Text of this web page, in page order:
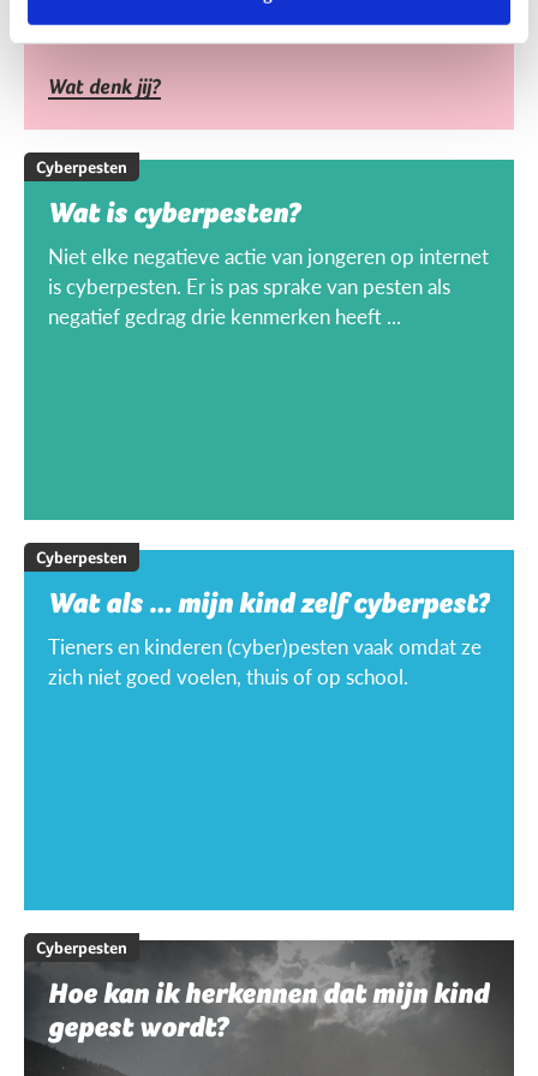
Wat denk jij?
Cyberpesten
Wat is cyberpesten?
Niet elke negatieve actie van jongeren op internet
is cyberpesten. Er is pas sprake van pesten als
negatief gedrag drie kenmerken heeft ...
Cyberpesten
Wat als … mijn kind zelf cyberpest?
Tieners en kinderen (cyber)pesten vaak omdat ze
zich niet goed voelen, thuis of op school.
Cyberpesten
Hoe kan ik herkennen dat mijn kind
gepest wordt?